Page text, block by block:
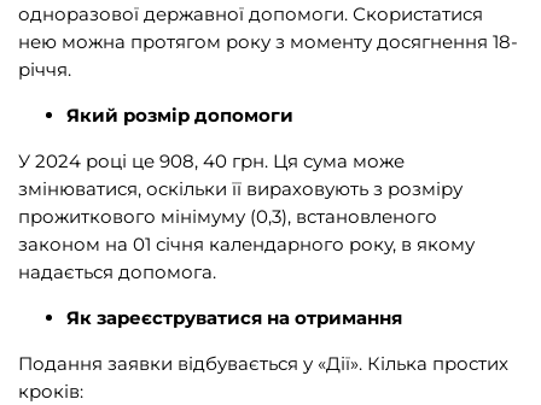
одноразової державної допомоги. Скористатися
нею можна протягом року з моменту досягнення 18-
річчя.
Який розмір допомоги
У 2024 році це 908, 40 грн. Ця сума може
змінюватися, оскільки її вираховують з розміру
прожиткового мінімуму (0,3), встановленого
законом на 01 січня календарного року, в якому
надається допомога.
Як зареєструватися на отримання
Подання заявки відбувається у «Дії». Кілька простих
кроків: